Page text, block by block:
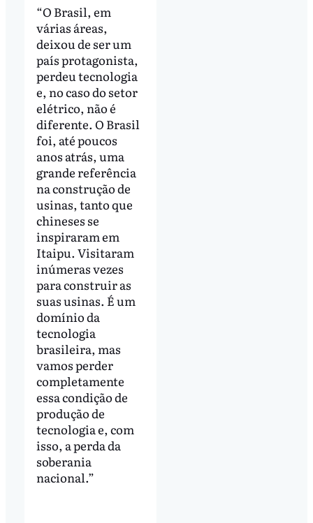
“O Brasil, em
várias áreas,
deixou de ser um
país protagonista,
perdeu tecnologia
e, no caso do setor
elétrico, não é
diferente. O Brasil
foi, até poucos
anos atrás, uma
grande referência
na construção de
usinas, tanto que
chineses se
inspiraram em
Itaipu. Visitaram
inúmeras vezes
para construir as
suas usinas. É um
domínio da
tecnologia
brasileira, mas
vamos perder
completamente
essa condição de
produção de
tecnologia e, com
isso, a perda da
soberania
nacional.”